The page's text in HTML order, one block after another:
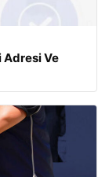
Adresi Ve